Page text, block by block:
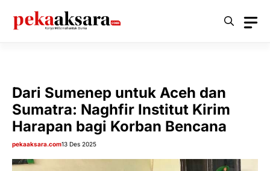
Dari Sumenep untuk Aceh dan
Sumatra: Naghfir Institut Kirim
Harapan bagi Korban Bencana
pekaaksara.com13 Des 2025